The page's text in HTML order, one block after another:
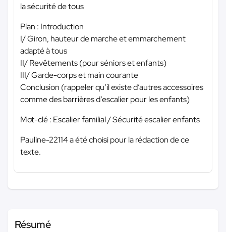
la sécurité de tous
Plan : Introduction
I/ Giron, hauteur de marche et emmarchement
adapté à tous
II/ Revêtements (pour séniors et enfants)
III/ Garde-corps et main courante
Conclusion (rappeler qu’il existe d’autres accessoires
comme des barrières d’escalier pour les enfants)
Mot-clé : Escalier familial / Sécurité escalier enfants
Pauline-22114 a été choisi pour la rédaction de ce
texte.
Résumé